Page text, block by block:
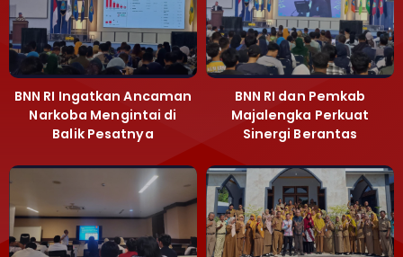
BNN RI Ingatkan Ancaman
Narkoba Mengintai di
Balik Pesatnya
Majalengka
BNN RI dan Pemkab
Majalengka Perkuat
Sinergi Berantas
Narkoba